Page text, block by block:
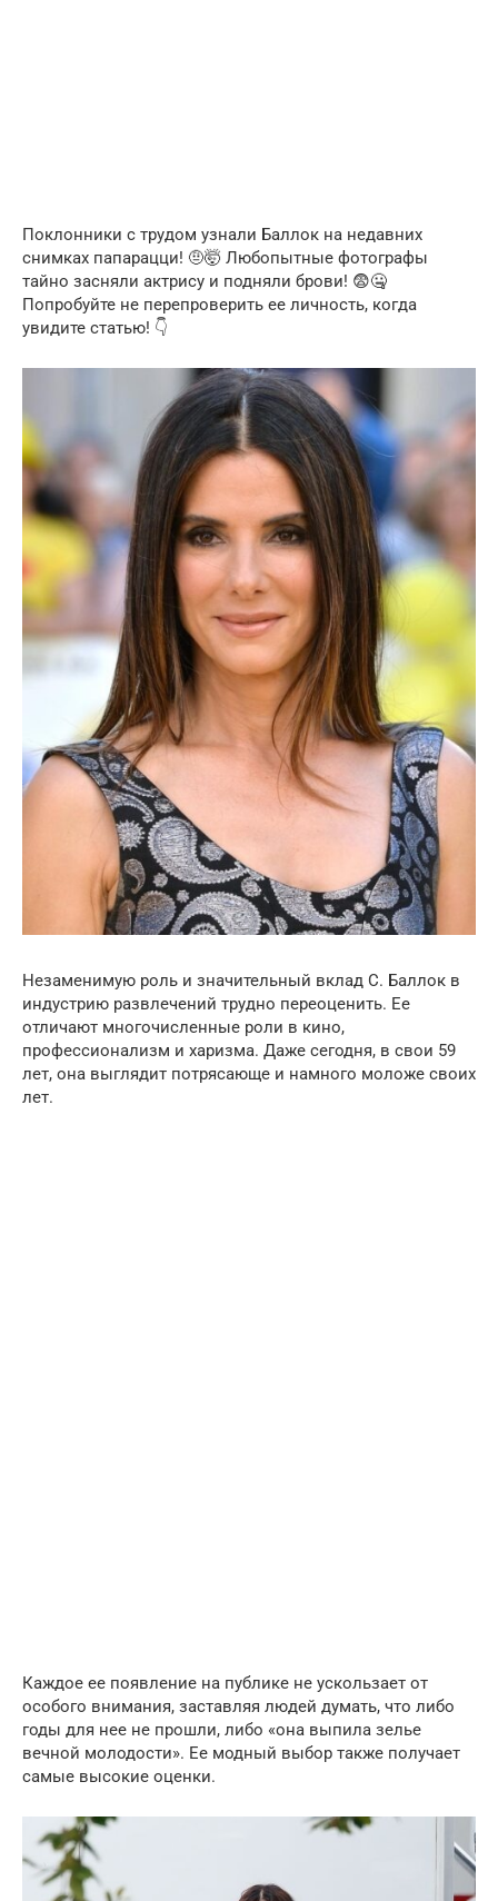
Поклонники с трудом узнали Баллок на недавних
снимках папарацци! 🤨🤯 Любопытные фотографы
тайно засняли актрису и подняли брови! 😨🤐
Попробуйте не перепроверить ее личность, когда
увидите статью! 👇
Незаменимую роль и значительный вклад С. Баллок в
индустрию развлечений трудно переоценить. Ее
отличают многочисленные роли в кино,
профессионализм и харизма. Даже сегодня, в свои 59
лет, она выглядит потрясающе и намного моложе своих
лет.
Каждое ее появление на публике не ускользает от
особого внимания, заставляя людей думать, что либо
годы для нее не прошли, либо «она выпила зелье
вечной молодости». Ее модный выбор также получает
самые высокие оценки.